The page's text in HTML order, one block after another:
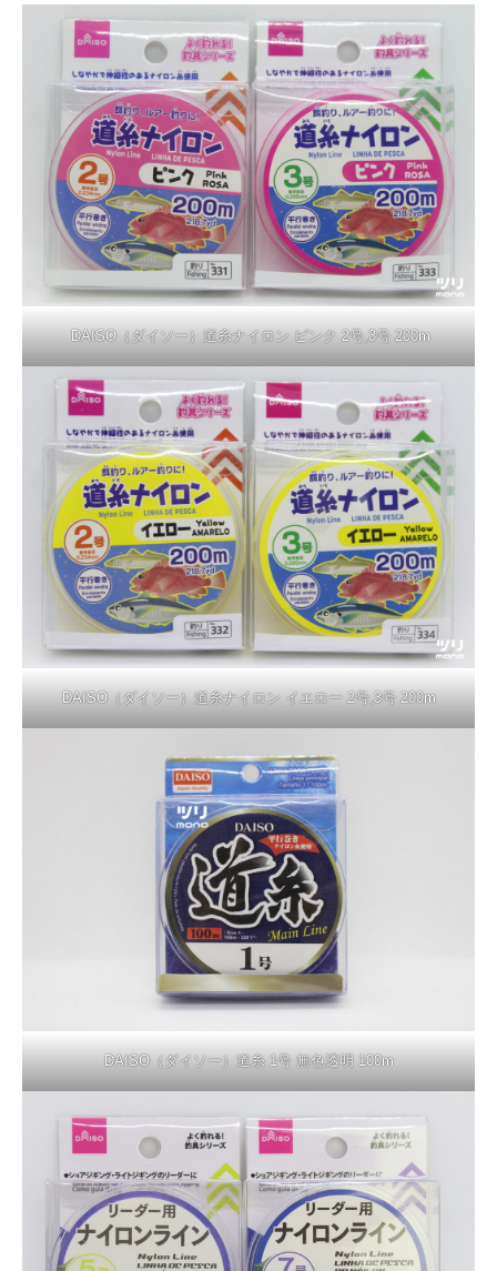
DAISO（ダイソー）道糸ナイロン ピンク 2号,3号 200m
DAISO（ダイソー）道糸ナイロン イエロー 2号,3号 200m
DAISO（ダイソー）道糸 1号 無色透明 100m